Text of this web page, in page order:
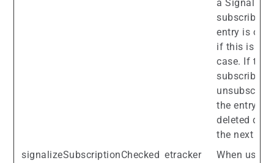
a Signalize
subscriber.
entry is
if this is the
case. If the
subscriber
the entry is
deleted
the next PI.
signalizeSubscriptionChecked etracker
When using